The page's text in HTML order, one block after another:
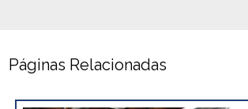
Páginas Relacionadas